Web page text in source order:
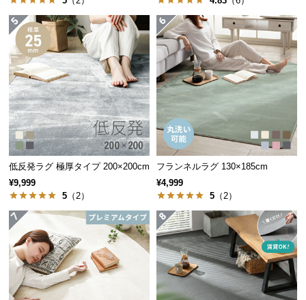
保
証
に
つ
い
て
会
員
約
に
つ
い
客
低反発ラグ 極厚タイプ 200×200cm
¥9,999
5 （2）
フランネルラグ 130×185cm
¥4,999
5 （2）